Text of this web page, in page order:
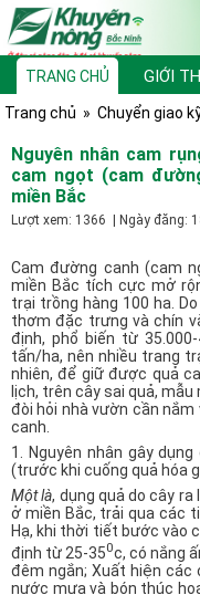
TRANG CHỦ GIỚI
TƯ VẤN, HỎI ĐÁP
Trang chủ »Chuyển giao
Nguyên nhân cam
cam ngọt (cam
miền Bắc
Lượt xem: 1366 | Ngày đăng:
Cam đường canh (cam
miền Bắc tích cực mở
trại trồng hàng 100 ha.
thơm đặc trưng và chín
định, phổ biến từ
tấn/ha, nên nhiều trang
nhiên, để giữ được quả
lịch, trên cây sai quả, mẫu
đòi hỏi nhà vườn cần
canh.
1. Nguyên nhân gây
(trước khi cuống quả hóa
Một là, dụng quả do cây
ở miền Bắc, trải qua các
Hạ, khi thời tiết bước vào
định từ 25-350c, có nắng
đêm ngắn; Xuất hiện
nước mưa và bón thúc